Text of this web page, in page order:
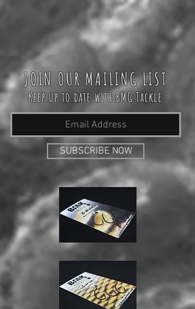
JOIN OUR MAILING LIST
Keep up to date with BMG Tackle
SUBSCRIBE NOW